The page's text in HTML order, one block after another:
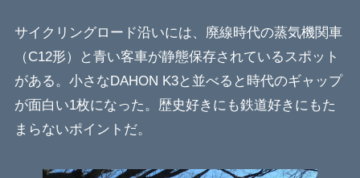
サイクリングロード沿いには、廃線時代の蒸気機関車
（C12形）と青い客車が静態保存されているスポット
がある。小さなDAHON K3と並べると時代のギャップ
が面白い1枚になった。歴史好きにも鉄道好きにもた
まらないポイントだ。